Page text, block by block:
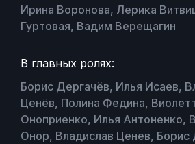
Ирина Воронова, Лерика
Гуртовая, Вадим Верещагин
В главных ролях:
Борис Дергачёв, Илья Исаев,
Ценёв, Полина Федина,
Оноприенко, Илья Антоненко,
Онор, Владислав Ценев, Борис